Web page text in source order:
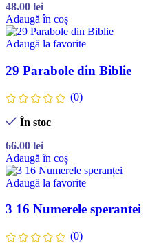
48.00 lei
Adaugă în coș
Adaugă la favorite
29 Parabole din Biblie
(0)
În stoc
66.00 lei
Adaugă în coș
Adaugă la favorite
3 16 Numerele sperantei
(0)